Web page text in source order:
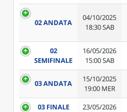
02 ANDATA
04/10/2025
18:30 SAB
02
SEMIFINALE
16/05/2026
15:00 SAB
03 ANDATA
15/10/2025
19:00 MER
03 FINALE
23/05/2026